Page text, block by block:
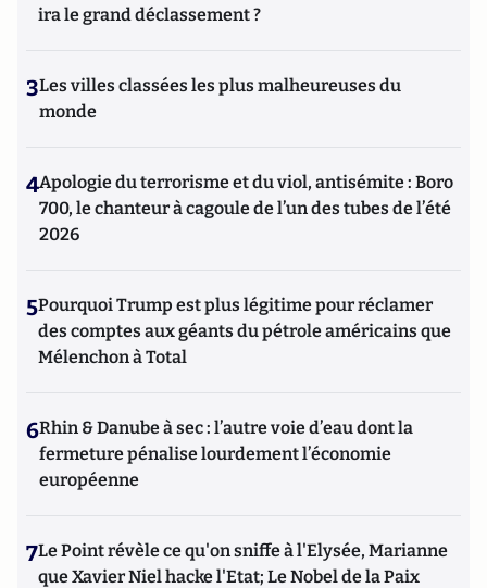
ira le grand déclassement ?
3Les villes classées les plus malheureuses du
monde
4Apologie du terrorisme et du viol, antisémite : Boro
700, le chanteur à cagoule de l’un des tubes de l’été
2026
5Pourquoi Trump est plus légitime pour réclamer
des comptes aux géants du pétrole américains que
Mélenchon à Total
6Rhin & Danube à sec : l’autre voie d’eau dont la
fermeture pénalise lourdement l’économie
européenne
7Le Point révèle ce qu'on sniffe à l'Elysée, Marianne
que Xavier Niel hacke l'Etat; Le Nobel de la Paix